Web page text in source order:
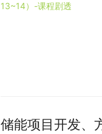
储能项目开发、